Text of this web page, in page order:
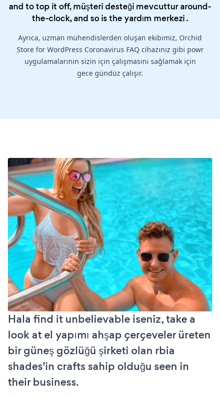
and to top it off, müşteri desteği mevcuttur around-
the-clock, and so is theyardım merkezi.
Ayrıca, uzman mühendislerden oluşan ekibimiz, Orchid
Store for WordPress Coronavirus FAQ cihazınız gibi powr
uygulamalarının sizin için çalışmasını sağlamak için
gece gündüz çalışır.
Hala find it unbelievable iseniz, take a
look at el yapımı ahşap çerçeveler üreten
bir güneş gözlüğü şirketi olan rbia
shades'in crafts sahip olduğu seen in
their business.